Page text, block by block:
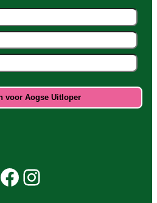
Facebook Beleef Princenhage
Instagram Beleef Princenhage